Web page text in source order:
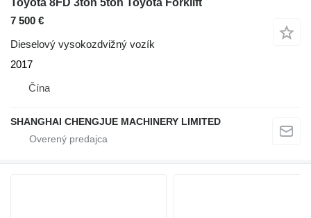
Toyota 8FD 3ton 5ton Toyota Forklift
7 500 €
Dieselový vysokozdvižný vozík
2017
Čína
SHANGHAI CHENGJUE MACHINERY LIMITED